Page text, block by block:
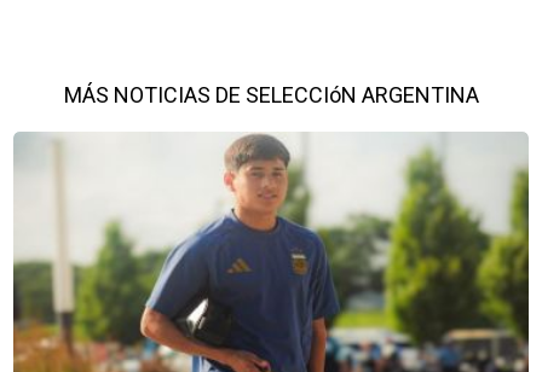
MÁS NOTICIAS DE SELECCIóN ARGENTINA